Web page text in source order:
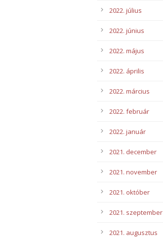
2022. július
2022. június
2022. május
2022. április
2022. március
2022. február
2022. január
2021. december
2021. november
2021. október
2021. szeptember
2021. augusztus